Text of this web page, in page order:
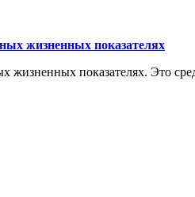
жизненных показателях
жизненных показателях. Это